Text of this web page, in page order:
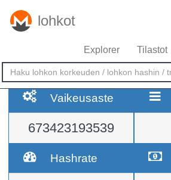
lohkot
Explorer Tilastot
Vaikeusaste
673423193539
Hashrate